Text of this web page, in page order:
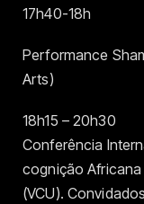
17h40-18h
Performance
Arts)
18h15 – 20h30
Conferência
cognição Africana
(VCU).